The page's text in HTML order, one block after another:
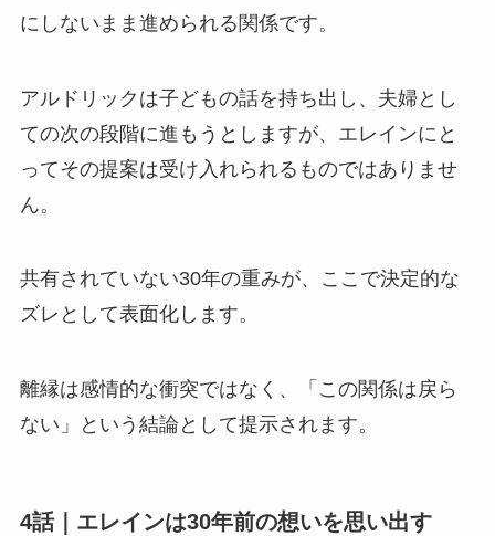
にしないまま進められる関係です。
アルドリックは子どもの話を持ち出し、夫婦とし
ての次の段階に進もうとしますが、エレインにと
ってその提案は受け入れられるものではありませ
ん。
共有されていない30年の重みが、ここで決定的な
ズレとして表面化します。
離縁は感情的な衝突ではなく、「この関係は戻ら
ない」という結論として提示されます。
4話｜エレインは30年前の想いを思い出す